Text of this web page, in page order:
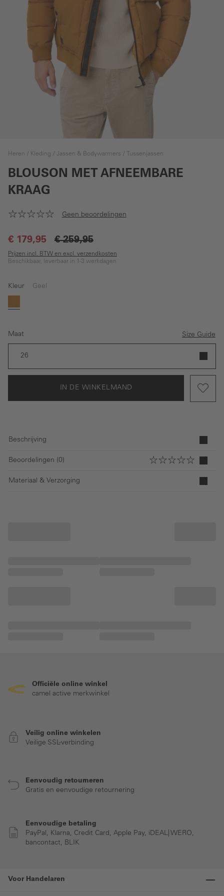
Heren Kleding Jassen & Bodywarmers Tussenjassen
BLOUSON MET AFNEEMBARE
KRAAG
Geen beoordelingen
€ 179,95 € 259,95
Prijzen incl. BTW en excl. verzendkosten
Beschikbaar, leverbaar in 1-3 werkdagen
Kleur Geel
Geel
Maat Size Guide
26
IN DE WINKELMAND
Beschrijving
Beoordelingen (0)
Materiaal & Verzorging
Officiële online winkel
camel active merkwinkel
Veilig online winkelen
Veilige SSL-verbinding
Eenvoudig retourneren
Gratis en eenvoudige retournering
Eenvoudige betaling
PayPal, Klarna, Credit Card, Apple Pay, iDEAL| WERO,
bancontact, BLIK
Voor Handelaren